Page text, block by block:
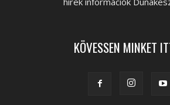
KÖVESSEN MINKET